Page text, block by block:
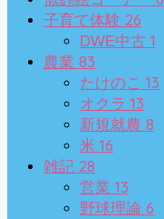
子育て体験 26
DWE中古 1
農業 83
たけのこ 13
オクラ 13
新規就農 8
米 16
雑記 28
営業 13
野球理論 6